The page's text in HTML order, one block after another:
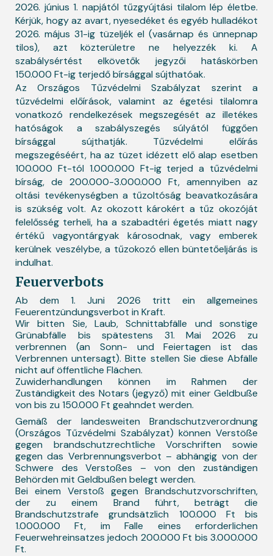
2026. június 1. napjától tűzgyújtási tilalom lép életbe.
Kérjük, hogy az avart, nyesedéket és egyéb hulladékot
2026. május 31-ig tüzeljék el (vasárnap és ünnepnap
tilos), azt közterületre ne helyezzék ki. A
szabálysértést elkövetők jegyzői hatáskörben
150.000 Ft-ig terjedő bírsággal sújthatóak.
Az Országos Tűzvédelmi Szabályzat szerint a
tűzvédelmi előírások, valamint az égetési tilalomra
vonatkozó rendelkezések megszegését az illetékes
hatóságok a szabályszegés súlyától függően
bírsággal sújthatják. Tűzvédelmi előírás
megszegéséért, ha az tüzet idézett elő alap esetben
100.000 Ft-tól 1.000.000 Ft-ig terjed a tűzvédelmi
bírság, de 200.000-3.000.000 Ft, amennyiben az
oltási tevékenységben a tűzoltóság beavatkozására
is szükség volt. Az okozott károkért a tűz okozóját
felelősség terheli, ha a szabadtéri égetés miatt nagy
értékű vagyontárgyak károsodnak, vagy emberek
kerülnek veszélybe, a tűzokozó ellen büntetőeljárás is
indulhat.
Feuerverbots
Ab dem 1. Juni 2026 tritt ein allgemeines
Feuerentzündungsverbot in Kraft.
Wir bitten Sie, Laub, Schnittabfälle und sonstige
Grünabfälle bis spätestens 31. Mai 2026 zu
verbrennen (an Sonn- und Feiertagen ist das
Verbrennen untersagt). Bitte stellen Sie diese Abfälle
nicht auf öffentliche Flächen.
Zuwiderhandlungen können im Rahmen der
Zuständigkeit des Notars (jegyző) mit einer Geldbuße
von bis zu 150.000 Ft geahndet werden.
Gemäß der landesweiten Brandschutzverordnung
(Országos Tűzvédelmi Szabályzat) können Verstöße
gegen brandschutzrechtliche Vorschriften sowie
gegen das Verbrennungsverbot – abhängig von der
Schwere des Verstoßes – von den zuständigen
Behörden mit Geldbußen belegt werden.
Bei einem Verstoß gegen Brandschutzvorschriften,
der zu einem Brand führt, beträgt die
Brandschutzstrafe grundsätzlich 100.000 Ft bis
1.000.000 Ft, im Falle eines erforderlichen
Feuerwehreinsatzes jedoch 200.000 Ft bis 3.000.000
Ft.